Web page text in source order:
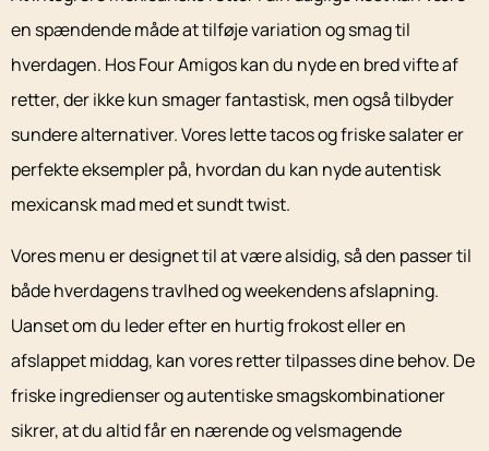
en spændende måde at tilføje variation og smag til
hverdagen. Hos Four Amigos kan du nyde en bred vifte af
retter, der ikke kun smager fantastisk, men også tilbyder
sundere alternativer. Vores lette tacos og friske salater er
perfekte eksempler på, hvordan du kan nyde autentisk
mexicansk mad med et sundt twist.
Vores menu er designet til at være alsidig, så den passer til
både hverdagens travlhed og weekendens afslapning.
Uanset om du leder efter en hurtig frokost eller en
afslappet middag, kan vores retter tilpasses dine behov. De
friske ingredienser og autentiske smagskombinationer
sikrer, at du altid får en nærende og velsmagende